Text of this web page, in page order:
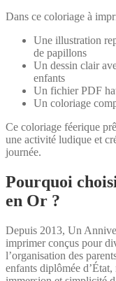
Dans ce coloriage à
Une illustration
de papillons
Un dessin clair
enfants
Un fichier PDF
Un coloriage
Ce coloriage féerique
une activité ludique et
journée.
Pourquoi
en Or ?
Depuis 2013, Un
imprimer conçus pour
l’organisation des
enfants diplômée